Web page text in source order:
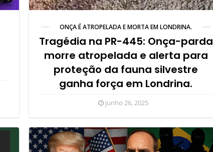
ONÇA É ATROPELADA E MORTA EM LONDRINA.
Tragédia na PR-445: Onça-parda
morre atropelada e alerta para
proteção da fauna silvestre
ganha força em Londrina.
junho 26, 2025